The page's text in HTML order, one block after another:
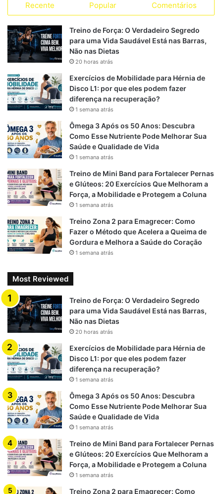
e
b
o
k
e
g
a
t
p
S
Recente Popular Comentários
Treino de Força: O Verdadeiro Segredo
para uma Vida Saudável Está nas Barras,
Não nas Dietas
20 horas atrás
Exercícios de Mobilidade para Hérnia de
Disco L1: por que eles podem fazer
diferença na recuperação?
1 semana atrás
Ômega 3 Após os 50 Anos: Descubra
Como Esse Nutriente Pode Melhorar Sua
Saúde e Qualidade de Vida
1 semana atrás
Treino de Mini Band para Fortalecer Pernas
e Glúteos: 20 Exercícios Que Melhoram a
Força, a Mobilidade e Protegem a Coluna
1 semana atrás
Treino Zona 2 para Emagrecer: Como
Fazer o Método que Acelera a Queima de
Gordura e Melhora a Saúde do Coração
1 semana atrás
Most Reviewed
Treino de Força: O Verdadeiro Segredo
para uma Vida Saudável Está nas Barras,
Não nas Dietas
20 horas atrás
Exercícios de Mobilidade para Hérnia de
Disco L1: por que eles podem fazer
diferença na recuperação?
1 semana atrás
Ômega 3 Após os 50 Anos: Descubra
Como Esse Nutriente Pode Melhorar Sua
Saúde e Qualidade de Vida
1 semana atrás
Treino de Mini Band para Fortalecer Pernas
e Glúteos: 20 Exercícios Que Melhoram a
Força, a Mobilidade e Protegem a Coluna
1 semana atrás
Treino Zona 2 para Emagrecer: Como